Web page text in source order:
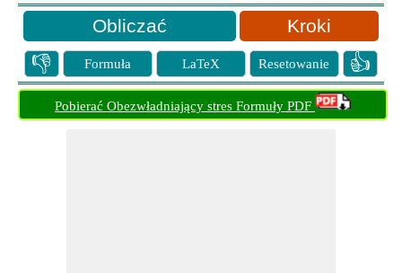
Kroki
👎 Formuła LaTeX Resetowanie 👍
Pobierać Obezwładniający stres Formuły PDF